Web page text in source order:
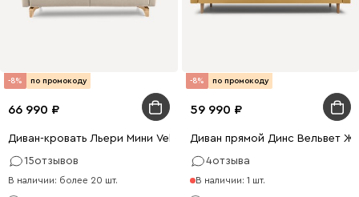
-8% по промокоду
66 990
Диван-кровать Льери Мини Velvet Light
15отзывов
В наличии: более 20 шт.
-8% по промокоду
59 990
Диван прямой Динс Вельвет
4отзыва
В наличии: 1 шт.